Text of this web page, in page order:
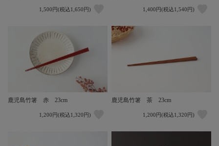
1,500円(税込1,650円) 1,400円(税込1,540円)
鹿児島竹箸 赤 23cm
1,200円(税込1,320円)
鹿児島竹箸 茶 23cm
1,200円(税込1,320円)